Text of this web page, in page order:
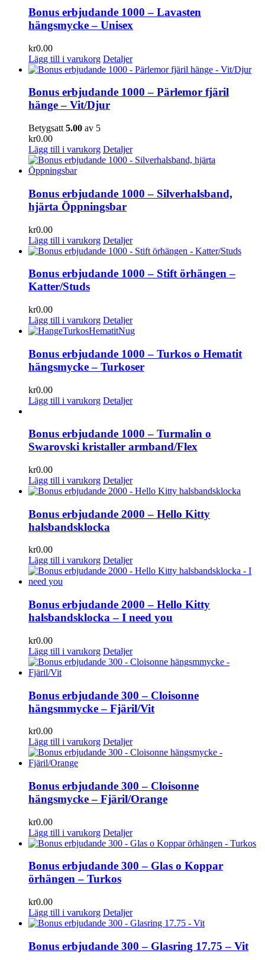
Bonus erbjudande 1000 – Lavasten
hängsmycke – Unisex
kr0.00
Lägg till i varukorg Detaljer
Bonus erbjudande 1000 – Pärlemor fjäril
hänge – Vit/Djur
Betygsatt 5.00 av 5
kr0.00
Lägg till i varukorg Detaljer
Bonus erbjudande 1000 – Silverhalsband,
hjärta Öppningsbar
kr0.00
Lägg till i varukorg Detaljer
Bonus erbjudande 1000 – Stift örhängen –
Katter/Studs
kr0.00
Lägg till i varukorg Detaljer
Bonus erbjudande 1000 – Turkos o Hematit
hängsmycke – Turkoser
kr0.00
Lägg till i varukorg Detaljer
Bonus erbjudande 1000 – Turmalin o
Swarovski kristaller armband/Flex
kr0.00
Lägg till i varukorg Detaljer
Bonus erbjudande 2000 – Hello Kitty
halsbandsklocka
kr0.00
Lägg till i varukorg Detaljer
Bonus erbjudande 2000 – Hello Kitty
halsbandsklocka – I need you
kr0.00
Lägg till i varukorg Detaljer
Bonus erbjudande 300 – Cloisonne
hängsmmycke – Fjäril/Vit
kr0.00
Lägg till i varukorg Detaljer
Bonus erbjudande 300 – Cloisonne
hängsmycke – Fjäril/Orange
kr0.00
Lägg till i varukorg Detaljer
Bonus erbjudande 300 – Glas o Koppar
örhängen – Turkos
kr0.00
Lägg till i varukorg Detaljer
Bonus erbjudande 300 – Glasring 17.75 – Vit